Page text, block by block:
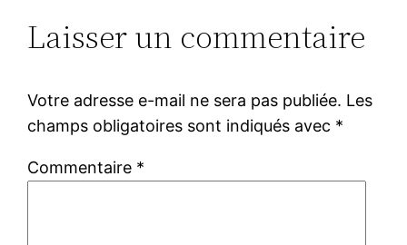
Laisser un commentaire
Votre adresse e-mail ne sera pas publiée. Les
champs obligatoires sont indiqués avec *
Commentaire *